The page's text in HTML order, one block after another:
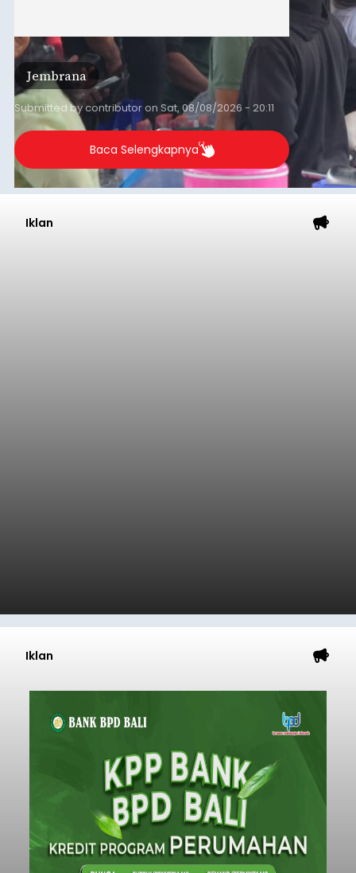
Jembrana
Submitted bycontributoron Sat, 08/08/2026 - 20:11
Baca Selengkapnya
Iklan
Iklan